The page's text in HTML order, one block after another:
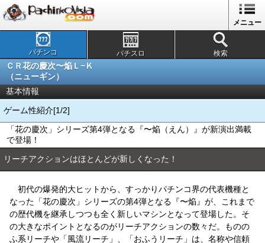
メニュー
パチンコ パチスロ 検索
ＣＲ花の慶次〜焔Ｌ−Ｋ
（ニューギン）
基本情報
ゲーム性紹介[1/2]
「花の慶次」シリーズ第4弾となる『〜焔（えん）』が新演出満載
で登場！
リーチアクションはほとんどが新しくなった！
初代の爆発的大ヒットから、すっかりパチンコ界の代表機種と
なった「花の慶次」シリーズの第4弾となる『〜焔』が、これまで
の歴代機を継承しつつも全く新しいマシンとなって登場した。そ
の大きなポイントとなるのがリーチアクションの数々だ。ものの
ふ系リーチや「風流リーチ」、「おふうリーチ」は、名称や信頼